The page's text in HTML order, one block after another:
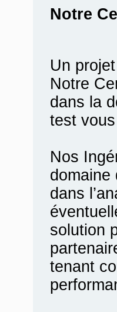
Notre
Un
Notre
dans la
test
Nos
domaine
dans
solution
tenant